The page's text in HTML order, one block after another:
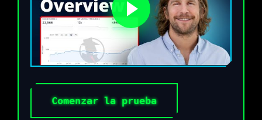
Comenzar la prueba